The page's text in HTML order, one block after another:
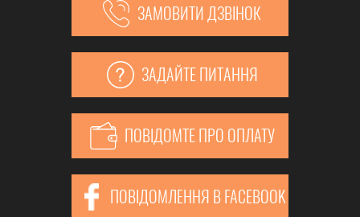
ЗАМОВИТИ ДЗВІНОК
ЗАДАЙТЕ ПИТАННЯ
ПОВІДОМТЕ ПРО ОПЛАТУ
ПОВІДОМЛЕННЯ В FACEBOOK